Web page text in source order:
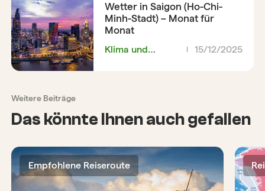
Wetter in Saigon (Ho-Chi-
Minh-Stadt) – Monat für
Monat
Klima und
15/12/2025
Weitere Beiträge
Das könnte Ihnen auch gefallen
Empfohlene Reiseroute